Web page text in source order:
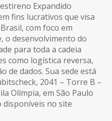
Expandido
fins lucrativos que visa
com foco em
o desenvolvimento do
para toda a cadeia
como logística reversa,
de dados. Sua sede está
2041 – Torre B –
Olímpia, em São Paulo
disponíveis no site